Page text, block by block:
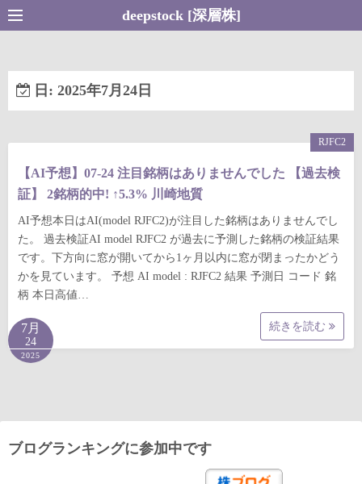
コ
ン
ン
へ
deepstock [深層株]
日: 2025年7月24日
【AI予想】07-24 注目銘柄はありませんでした 【過去検
証】 2銘柄的中! ↑5.3% 川崎地質
AI予想本日はAI(model RJFC2)が注目した銘柄はありませんでし
た。 過去検証AI model RJFC2 が過去に予測した銘柄の検証結果
です。下方向に窓が開いてから1ヶ月以内に窓が閉まったかどう
かを見ています。 予想 AI model : RJFC2 結果 予測日 コード 銘
柄 本日高値…
続きを読む
RJFC2
7月
24
2025
ブログランキングに参加中です